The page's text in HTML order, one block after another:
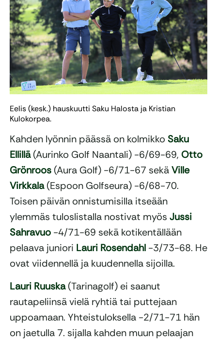
Eelis (kesk.) hauskuutti Saku Halosta ja Kristian
Kulokorpea.
Kahden lyönnin päässä on kolmikko Saku
Ellillä(Aurinko Golf Naantali) -6/69-69, Otto
Grönroos (Aura Golf) -6/71-67 sekäVille
Virkkala(Espoon Golfseura) -6/68-70.
Toisen päivän onnistumisilla itseään
ylemmäs tuloslistalla nostivat myös Jussi
Sahravuo -4/71-69 sekä kotikentällään
pelaava juniori Lauri Rosendahl -3/73-68. He
ovat viidennellä ja kuudennella sijoilla.
Lauri Ruuska(Tarinagolf) ei saanut
rautapeliinsä vielä ryhtiä tai puttejaan
uppoamaan. Yhteistuloksella -2/71-71 hän
on jaetulla 7. sijalla kahden muun pelaajan